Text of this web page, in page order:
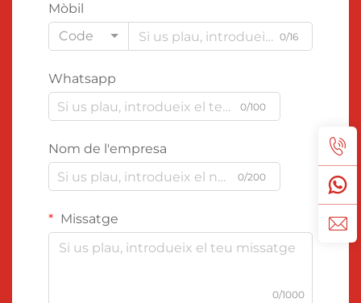
Mòbil
Code
0/16
Whatsapp
0/100
Nom de l'empresa
0/200
Missatge
0/1000